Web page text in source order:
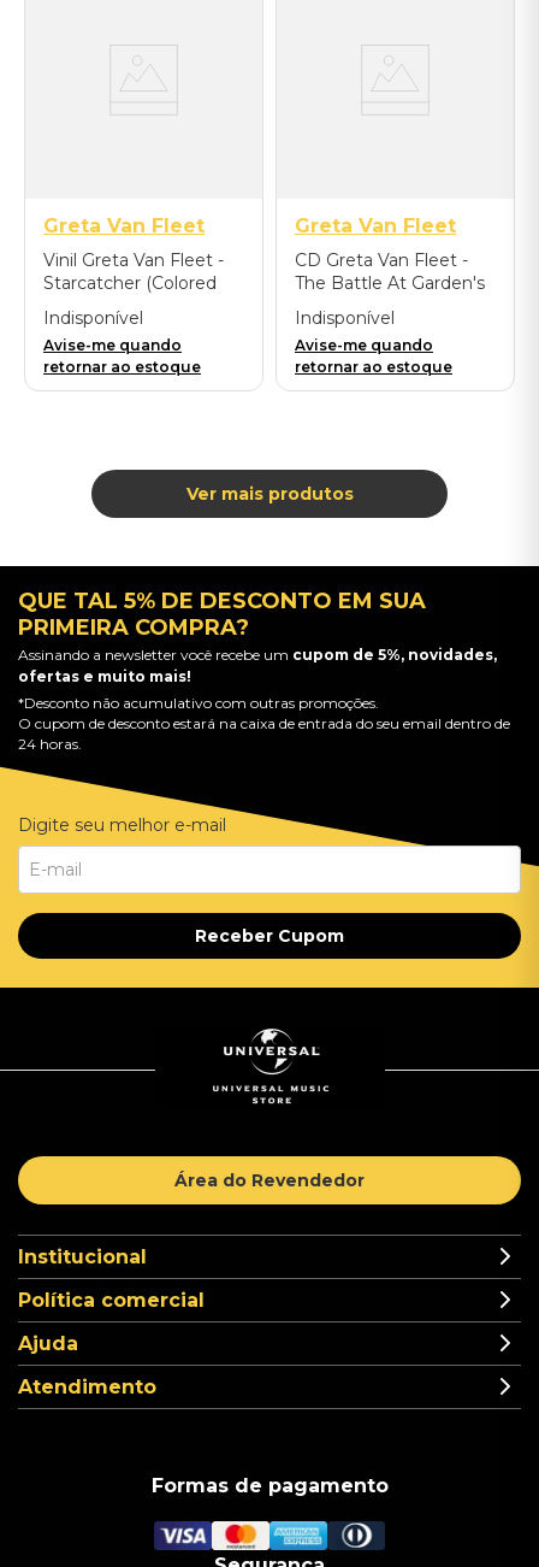
Greta Van Fleet
Vinil Greta Van Fleet -
Starcatcher (Colored
Vinyl Version) -
Importado
Indisponível
Avise-me quando
retornar ao estoque
Greta Van Fleet
CD Greta Van Fleet -
The Battle At Garden's
Gate - Importado
Indisponível
Avise-me quando
retornar ao estoque
QUE TAL 5% DE DESCONTO EM SUA
PRIMEIRA COMPRA?
Assinando a newsletter você recebe um cupom de 5%, novidades,
ofertas e muito mais!
*Desconto não acumulativo com outras promoções.
O cupom de desconto estará na caixa de entrada do seu email dentro de
24 horas.
Digite seu melhor e-mail
Receber Cupom
Área do Revendedor
Institucional
Política comercial
Ajuda
Atendimento
Formas de pagamento